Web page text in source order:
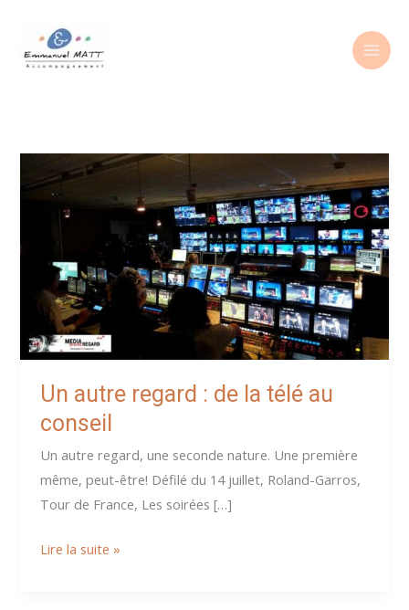
contenu
Un autre regard : de la télé au
conseil
Un autre regard, une seconde nature. Une première
même, peut-être! Défilé du 14 juillet, Roland-Garros,
Tour de France, Les soirées […]
Un
Lire la suite »